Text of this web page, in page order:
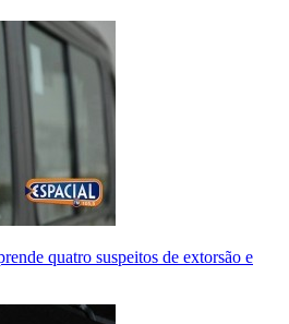
quatro suspeitos de extorsão e